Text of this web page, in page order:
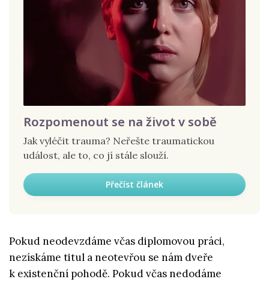
Rozpomenout se na život v sobě
Jak vyléčit trauma? Neřešte traumatickou
událost, ale to, co jí stále slouží.
Přečíst článek
Pokud neodevzdáme včas diplomovou práci,
nezískáme titul a neotevřou se nám dveře
k existenční pohodě. Pokud včas nedodáme